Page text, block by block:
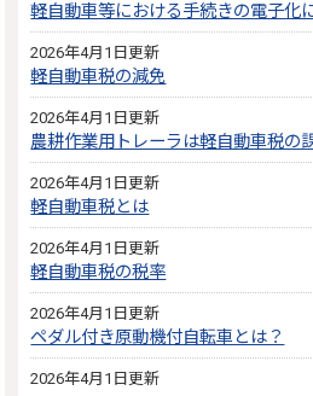
軽自動車等における手続きの電子化
2026年4月1日更新
軽自動車税の減免
2026年4月1日更新
農耕作業用トレーラは軽自動車税の
2026年4月1日更新
軽自動車税とは
2026年4月1日更新
軽自動車税の税率
2026年4月1日更新
ペダル付き原動機付自転車とは？
2026年4月1日更新